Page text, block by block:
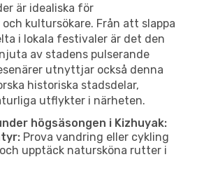
är idealiska för
kultursökare. Från att slappa
i lokala festivaler är det den
av stadens pulserande
utnyttjar också denna
historiska stadsdelar,
utflykter i närheten.
högsäsongen i Kizhuyak:
Prova vandring eller cykling
upptäck natursköna rutter i